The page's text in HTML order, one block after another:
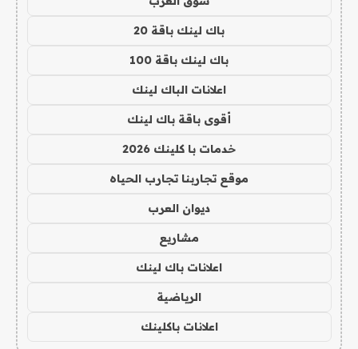
باك لينك باقة 20
باك لينك باقة 100
اعلانات الباك لينك
أقوى باقة باك لينك
خدمات با كلينك 2026
موقع تجاربنا تجارب الحياه
ديوان العرب
مشاريع
اعلانات باك لينك
الرياضية
اعلانات باكلينك